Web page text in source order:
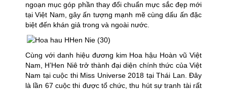
ngoạn mục góp phần thay đổi chuẩn mực sắc đẹp mới
tại Việt Nam, gây ấn tượng mạnh mẽ cùng dấu ấn đặc
biệt đến khán giả trong và ngoài nước.
Cùng với danh hiệu đương kim Hoa hậu Hoàn vũ Việt
Nam, H’Hen Niê trở thành đại diện chính thức của Việt
Nam tại cuộc thi Miss Universe 2018 tại Thái Lan. Đây
là lần 67 cuộc thi được tổ chức, thu hút sự tranh tài rất